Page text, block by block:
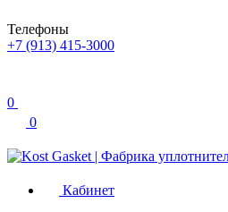
Телефоны
+7 (913) 415-3000
0
0
Кабинет